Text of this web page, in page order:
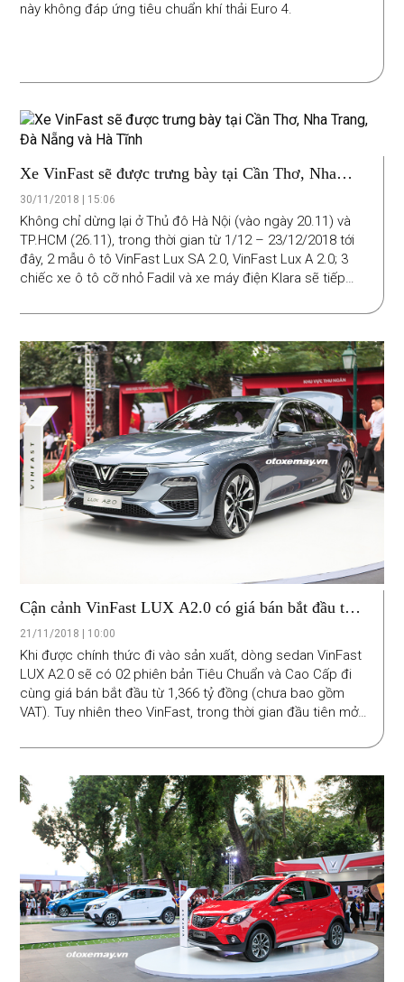
này không đáp ứng tiêu chuẩn khí thải Euro 4.
Xe VinFast sẽ được trưng bày tại Cần Thơ, Nha
Trang, Đà Nẵng và Hà Tĩnh
30/11/2018 | 15:06
Không chỉ dừng lại ở Thủ đô Hà Nội (vào ngày 20.11) và
TP.HCM (26.11), trong thời gian từ 1/12 – 23/12/2018 tới
đây, 2 mẫu ô tô VinFast Lux SA 2.0, VinFast Lux A 2.0; 3
chiếc xe ô tô cỡ nhỏ Fadil và xe máy điện Klara sẽ tiếp
và Hà Tĩnh.
Cận cảnh VinFast LUX A2.0 có giá bán bắt đầu từ
1,366 tỷ đồng
21/11/2018 | 10:00
Khi được chính thức đi vào sản xuất, dòng sedan VinFast
LUX A2.0 sẽ có 02 phiên bản Tiêu Chuẩn và Cao Cấp đi
cùng giá bán bắt đầu từ 1,366 tỷ đồng (chưa bao gồm
VAT). Tuy nhiên theo VinFast, trong thời gian đầu tiên mở
dụng mức giá đặc biệt 800 triệu đồng (chưa bao gồm